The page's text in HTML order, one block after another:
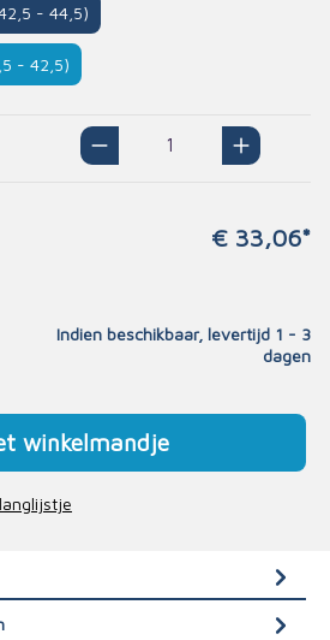
- 44,5)
- 42,5)
€ 33,06*
Indien beschikbaar, levertijd 1 - 3
dagen
winkelmandje